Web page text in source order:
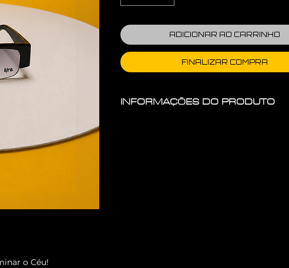
o Céu!
ADICIONAR AO CARRINHO
FINALIZAR COMPRA
INFORMAÇÕES DO PRODUTO